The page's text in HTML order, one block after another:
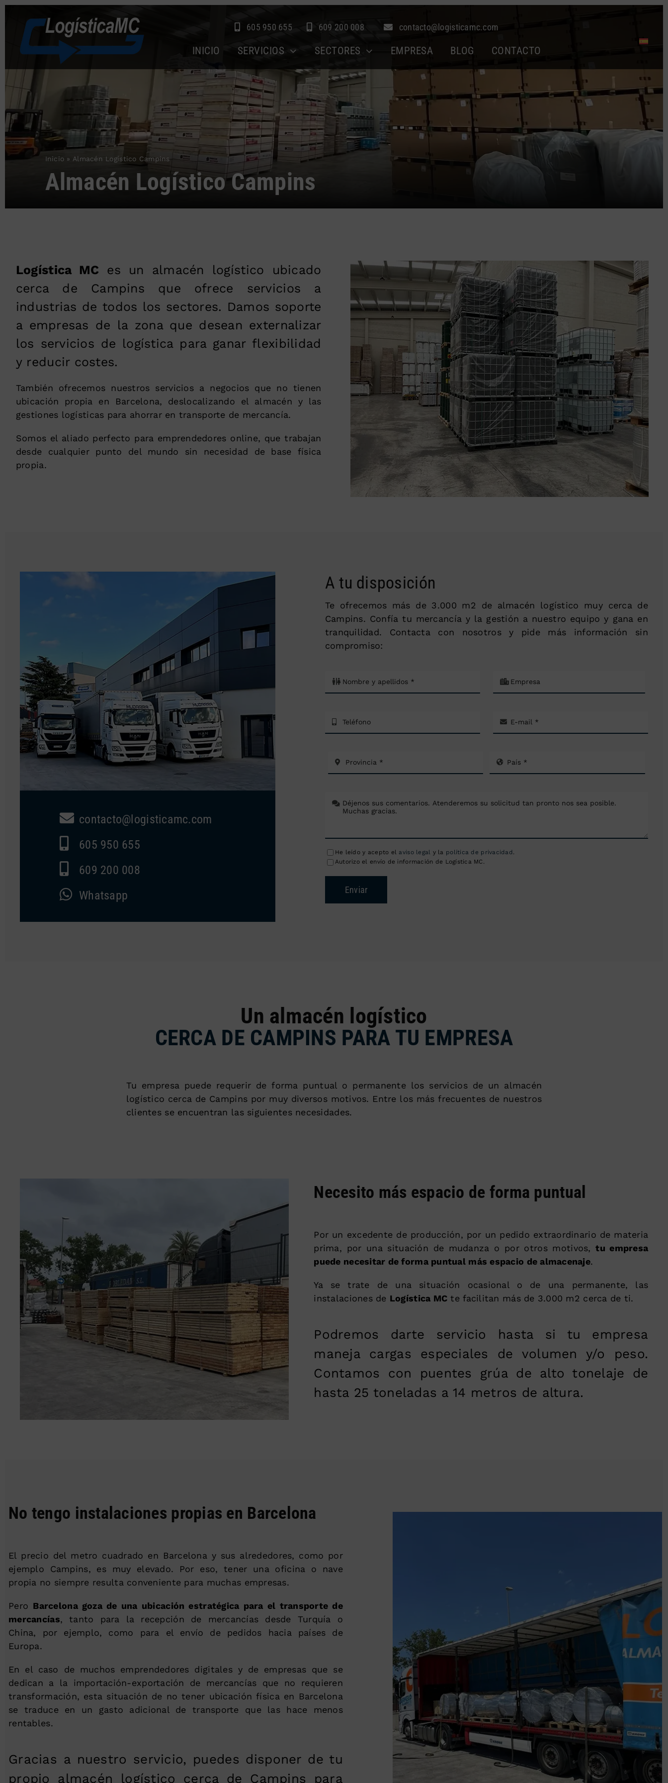
Saltar
contenido
605 950 655 609 200 008 contacto@logisticamc.com
INICIO SERVICIOS SECTORES EMPRESA BLOG CONTACTO
Inicio » Almacén Logístico Campins
Almacén Logístico Campins
Logística MC es un almacén logístico ubicado
cerca de Campins que ofrece servicios a
industrias de todos los sectores. Damos soporte
a empresas de la zona que desean externalizar
los servicios de logística para ganar flexibilidad
y reducir costes.
También ofrecemos nuestros servicios a negocios que no tienen
ubicación propia en Barcelona, deslocalizando el almacén y las
gestiones logísticas para ahorrar en transporte de mercancía.
Somos el aliado perfecto para emprendedores online, que trabajan
desde cualquier punto del mundo sin necesidad de base física
propia.
contacto@logisticamc.com
605 950 655
609 200 008
Whatsapp
A tu disposición
Te ofrecemos más de 3.000 m2 de almacén logístico muy cerca de
Campins. Confía tu mercancía y la gestión a nuestro equipo y gana en
tranquilidad. Contacta con nosotros y pide más información sin
compromiso:
He leído y acepto el aviso legal y la política de privacidad .
Autorizo el envío de información de Logística MC.
Enviar
Un almacén logístico
CERCA DE CAMPINS PARA TU EMPRESA
Tu empresa puede requerir de forma puntual o permanente los servicios de un almacén
logístico cerca de Campins por muy diversos motivos. Entre los más frecuentes de nuestros
clientes se encuentran las siguientes necesidades.
Necesito más espacio de forma puntual
Por un excedente de producción, por un pedido extraordinario de materia
prima, por una situación de mudanza o por otros motivos,tu empresa
puede necesitar de forma puntual más espacio de almacenaje.
Ya se trate de una situación ocasional o de una permanente, las
instalaciones de Logística MC te facilitan más de 3.000 m2 cerca de ti.
Podremos darte servicio hasta si tu empresa
maneja cargas especiales de volumen y/o peso.
Contamos con puentes grúa de alto tonelaje de
hasta 25 toneladas a 14 metros de altura.
No tengo instalaciones propias en Barcelona
El precio del metro cuadrado en Barcelona y sus alrededores, como por
ejemplo Campins, es muy elevado. Por eso, tener una oficina o nave
propia no siempre resulta conveniente para muchas empresas.
Pero Barcelona goza de una ubicación estratégica para el transporte de
mercancías, tanto para la recepción de mercancías desde Turquía o
China, por ejemplo, como para el envío de pedidos hacia países de
Europa.
En el caso de muchos emprendedores digitales y de empresas que se
dedican a la importación-exportación de mercancías que no requieren
transformación, esta situación de no tener ubicación física en Barcelona
se traduce en un gasto adicional de transporte que las hace menos
rentables.
Gracias a nuestro servicio, puedes disponer de tu
propio almacén logístico cerca de Campins para